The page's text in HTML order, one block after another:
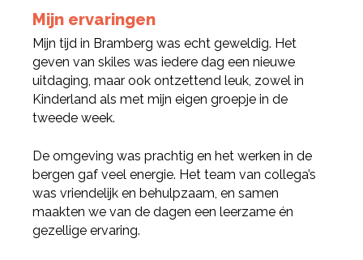
Mijn ervaringen
Mijn tijd in Bramberg was echt geweldig. Het
geven van skiles was iedere dag een nieuwe
uitdaging, maar ook ontzettend leuk, zowel in
Kinderland als met mijn eigen groepje in de
tweede week.
De omgeving was prachtig en het werken in de
bergen gaf veel energie. Het team van collega’s
was vriendelijk en behulpzaam, en samen
maakten we van de dagen een leerzame én
gezellige ervaring.